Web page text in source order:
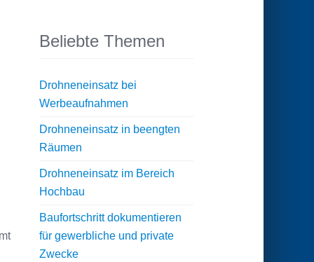
Beliebte Themen
Drohneneinsatz bei
Werbeaufnahmen
Drohneneinsatz in beengten
Räumen
Drohneneinsatz im Bereich
Hochbau
Baufortschritt dokumentieren
für gewerbliche und private
Zwecke